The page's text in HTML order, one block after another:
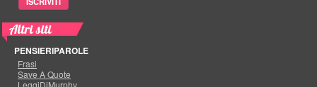
Altri siti
PENSIERIPAROLE
Frasi
Save A Quote
LeggiDiMurphy